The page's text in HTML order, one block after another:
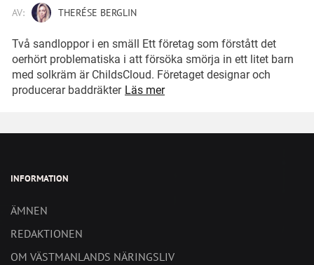
AV: THERÉSE BERGLIN
Två sandloppor i en smäll Ett företag som förstått det
oerhört problematiska i att försöka smörja in ett litet barn
med solkräm är ChildsCloud. Företaget designar och
producerar baddräkter Läs mer
INFORMATION
ÄMNEN
REDAKTIONEN
OM VÄSTMANLANDS NÄRINGSLIV